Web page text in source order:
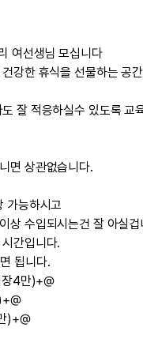
여선생님 모십니다
강한 휴식을 선물하는 공
잘 적응하실수 있도록 교
면 상관없습니다.
가능하시고
상 수입되시는건 잘 아실겁
간입니다.
됩니다.
장4만)+@
)+@